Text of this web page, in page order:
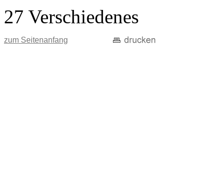
27 Verschiedenes
zum Seitenanfang